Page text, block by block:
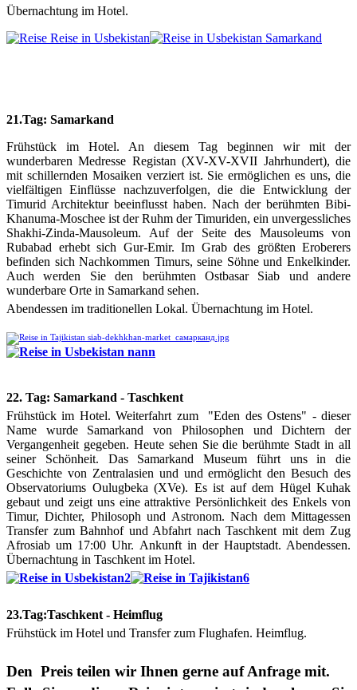
Übernachtung im Hotel.
21.Tag: Samarkand
Frühstück im Hotel. An diesem Tag beginnen wir mit der
wunderbaren Medresse Registan (XV-XV-XVII Jahrhundert), die
mit schillernden Mosaiken verziert ist. Sie ermöglichen es uns, die
vielfältigen Einflüsse nachzuverfolgen, die die Entwicklung der
Timurid Architektur beeinflusst haben. Nach der berühmten Bibi-
Khanuma-Moschee ist der Ruhm der Timuriden, ein unvergessliches
Shakhi-Zinda-Mausoleum. Auf der Seite des Mausoleums von
Rubabad erhebt sich Gur-Emir. Im Grab des größten Eroberers
befinden sich Nachkommen Timurs, seine Söhne und Enkelkinder.
Auch werden Sie den berühmten Ostbasar Siab und andere
wunderbare Orte in Samarkand sehen.
Abendessen im traditionellen Lokal. Übernachtung im Hotel.
22. Tag: Samarkand - Taschkent
Frühstück im Hotel. Weiterfahrt zum "Eden des Ostens" - dieser
Name wurde Samarkand von Philosophen und Dichtern der
Vergangenheit gegeben. Heute sehen Sie die berühmte Stadt in all
seiner Schönheit. Das Samarkand Museum führt uns in die
Geschichte von Zentralasien und und ermöglicht den Besuch des
Observatoriums Oulugbeka (XVe). Es ist auf dem Hügel Kuhak
gebaut und zeigt uns eine attraktive Persönlichkeit des Enkels von
Timur, Dichter, Philosoph und Astronom. Nach dem Mittagessen
Transfer zum Bahnhof und Abfahrt nach Taschkent mit dem Zug
Afrosiab um 17:00 Uhr. Ankunft in der Hauptstadt. Abendessen.
Übernachtung in Taschkent im Hotel.
23.Tag:Taschkent - Heimflug
Frühstück im Hotel und Transfer zum Flughafen. Heimflug.
Den Preis teilen wir Ihnen gerne auf Anfrage mit.